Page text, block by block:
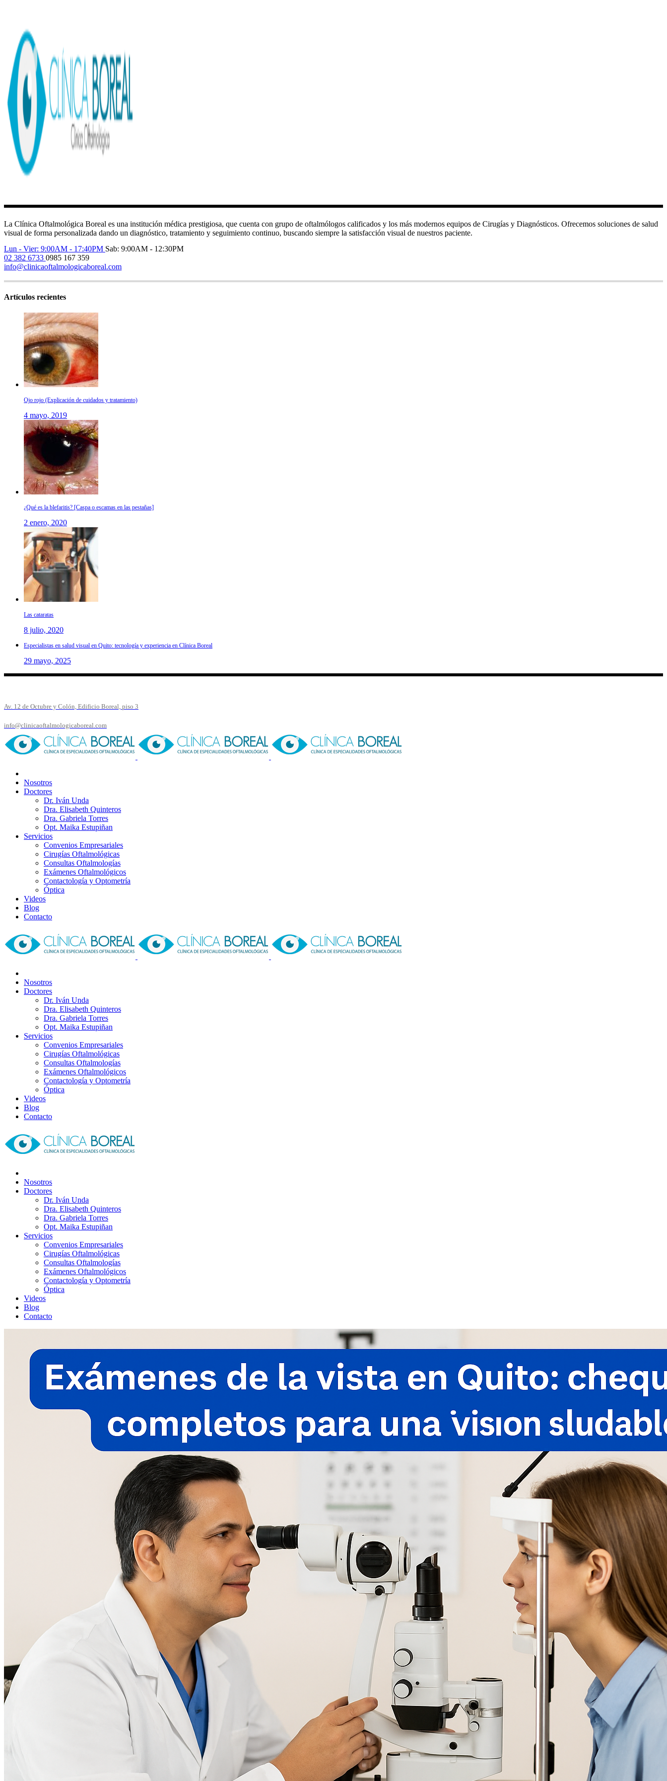
La Clínica Oftalmológica Boreal es una institución médica prestigiosa, que cuenta con grupo de oftalmólogos calificados y los más modernos equipos de Cirugías y Diagnósticos. Ofrecemos soluciones de salud
visual de forma personalizada dando un diagnóstico, tratamiento y seguimiento continuo, buscando siempre la satisfacción visual de nuestros paciente.
Lun - Vier: 9:00AM - 17:40PM Sab: 9:00AM - 12:30PM
02 382 6733 0985 167 359
info@clinicaoftalmologicaboreal.com
Artículos recientes
Ojo rojo (Explicación de cuidados y tratamiento)
4 mayo, 2019
¿Qué es la blefaritis? [Caspa o escamas en las pestañas]
2 enero, 2020
Las cataratas
8 julio, 2020
Especialistas en salud visual en Quito: tecnología y experiencia en Clínica Boreal
29 mayo, 2025
Av. 12 de Octubre y Colón, Edificio Boreal, piso 3
info@clinicaoftalmologicaboreal.com
Nosotros
Doctores
Dr. Iván Unda
Dra. Elisabeth Quinteros
Dra. Gabriela Torres
Opt. Maika Estupiñan
Servicios
Convenios Empresariales
Cirugías Oftalmológicas
Consultas Oftalmologías
Exámenes Oftalmológicos
Contactología y Optometría
Óptica
Videos
Blog
Contacto
Nosotros
Doctores
Dr. Iván Unda
Dra. Elisabeth Quinteros
Dra. Gabriela Torres
Opt. Maika Estupiñan
Servicios
Convenios Empresariales
Cirugías Oftalmológicas
Consultas Oftalmologías
Exámenes Oftalmológicos
Contactología y Optometría
Óptica
Videos
Blog
Contacto
Nosotros
Doctores
Dr. Iván Unda
Dra. Elisabeth Quinteros
Dra. Gabriela Torres
Opt. Maika Estupiñan
Servicios
Convenios Empresariales
Cirugías Oftalmológicas
Consultas Oftalmologías
Exámenes Oftalmológicos
Contactología y Optometría
Óptica
Videos
Blog
Contacto